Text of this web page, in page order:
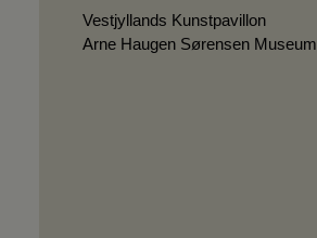
Vestjyllands Kunstpavillon
Arne Haugen Sørensen Museum